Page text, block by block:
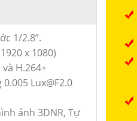
1/2.8”.
x 1080)
H.264+
Lux@F2.0
ảnh 3DNR, Tự